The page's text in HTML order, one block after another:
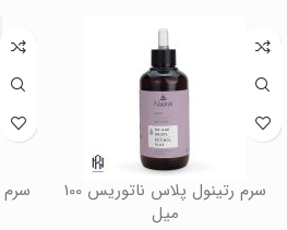
سرم رتینول پلاس ناتوریس 100
میل